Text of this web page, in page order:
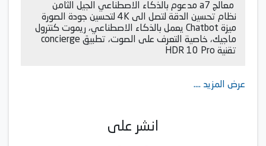
معالج a7 مدعوم بالذكاء الاصطناعي الجيل الثامن
نظام تحسين الدقة لتصل الى 4K لتحسين جودة الصورة
ميزة Chatbot يعمل بالذكاء الاصطناعي، ريموت كنترول
ماجيك، خاصية التعرف على الصوت، تطبيق concierge
تقنية HDR 10 Pro
عرض المزيد ....
انشر على